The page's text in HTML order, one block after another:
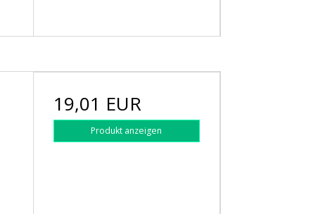
19,01 EUR
Produkt anzeigen